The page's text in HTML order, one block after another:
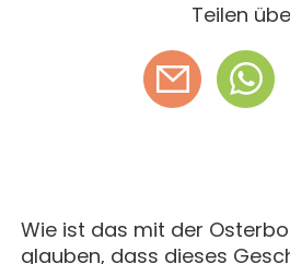
Teilen
Wie ist das mit der
glauben, dass dieses